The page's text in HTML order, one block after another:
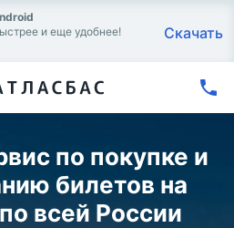
и еще удобнее!
Скачать
по покупке и
билетов на
всей России